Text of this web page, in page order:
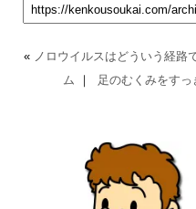
« ノロウイルスはどういう経路
ム ｜ 足のむくみをす